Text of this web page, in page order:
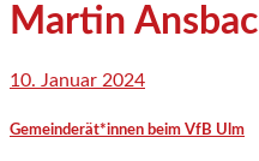
Martin
10. Januar 2024
Gemeinderät*innen beim VfB Ulm